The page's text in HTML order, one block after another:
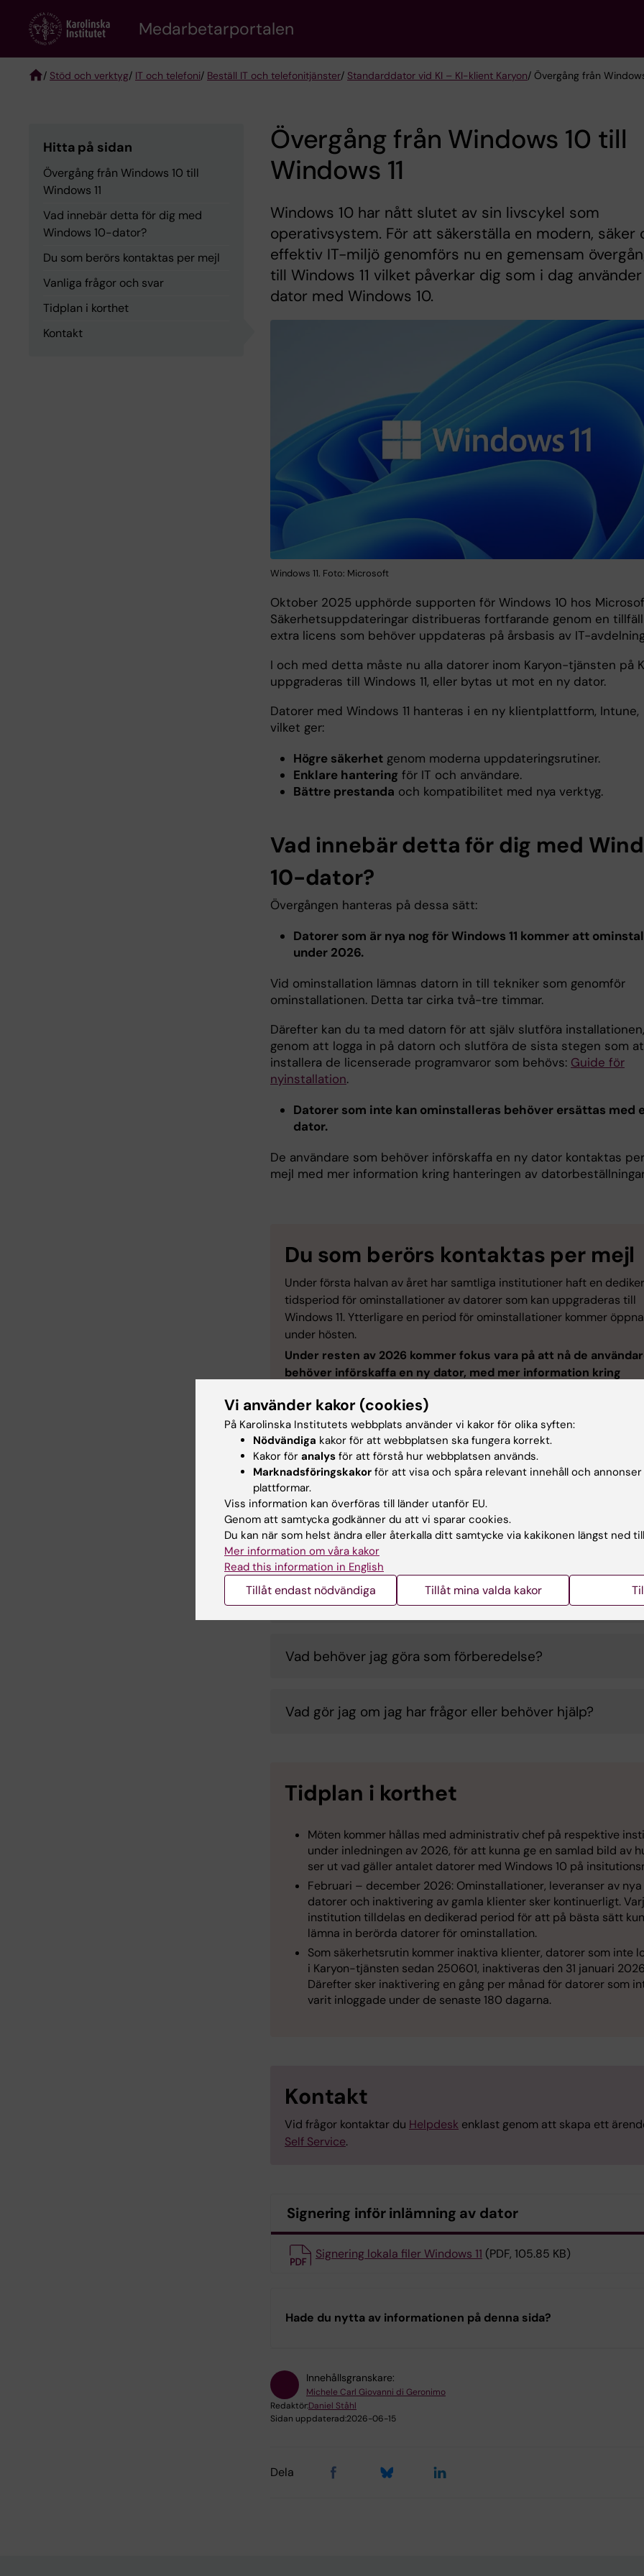
content
Medarbetarportalen
/ Stöd och verktyg/ IT och telefoni/ Beställ IT och telefonitjänster/ Standarddator vid KI – KI-klient Karyon/ Övergång från
Hitta på sidan
Övergång från Windows 10 till
Windows 11
Vad innebär detta för dig med
Windows 10-dator?
Du som berörs kontaktas per mejl
Vanliga frågor och svar
Tidplan i korthet
Kontakt
Övergång från Windows 10 till
Windows 11
Windows 10 har nått slutet av sin livscykel som
operativsystem. För att säkerställa en modern, säker
effektiv IT-miljö genomförs nu en gemensam
till Windows 11 vilket påverkar dig som i dag
dator med Windows 10.
Windows 11. Foto: Microsoft
Oktober 2025 upphörde supporten för Windows 10 hos
Säkerhetsuppdateringar distribueras fortfarande genom en
extra licens som behöver uppdateras på årsbasis av IT-
I och med detta måste nu alla datorer inom Karyon-tjänsten på
uppgraderas till Windows 11, eller bytas ut mot en ny dator.
Datorer med Windows 11 hanteras i en ny klientplattform, Intune,
vilket ger:
Högre säkerhet genom moderna uppdateringsrutiner.
Enklare hantering för IT och användare.
Bättre prestanda och kompatibilitet med nya verktyg.
Vad innebär detta för dig med
10-dator?
Övergången hanteras på dessa sätt:
Datorer som är nya nog för Windows 11 kommer att
under 2026.
Vid ominstallation lämnas datorn in till tekniker som genomför
ominstallationen. Detta tar cirka två-tre timmar.
Därefter kan du ta med datorn för att själv slutföra installationen,
genom att logga in på datorn och slutföra de sista stegen som
installera de licenserade programvaror som behövs: Guide för
nyinstallation.
Datorer som inte kan ominstalleras behöver ersättas med
dator.
De användare som behöver införskaffa en ny dator kontaktas per
mejl med mer information kring hanteringen av
Du som berörs kontaktas per mejl
Under första halvan av året har samtliga institutioner haft en
tidsperiod för ominstallationer av datorer som kan uppgraderas till
Windows 11. Ytterligare en period för ominstallationer kommer
under hösten.
Under resten av 2026 kommer fokus vara på att nå de
behöver införskaffa en ny dator, med mer information kring
inloggade i den centrala Karyon-tjänsten på 90 dagar, kommer
att inaktiveras under detta arbete.
Vanliga frågor och svar
Hur beställer jag en ny dator?
När behöver min dator vara utbytt?
Vad behöver jag göra som förberedelse?
Vad gör jag om jag har frågor eller behöver hjälp?
Tidplan i korthet
Möten kommer hållas med administrativ chef på respektive
under inledningen av 2026, för att kunna ge en samlad bild av
ser ut vad gäller antalet datorer med Windows 10 på
Februari – december 2026: Ominstallationer, leveranser av nya
datorer och inaktivering av gamla klienter sker kontinuerligt.
institution tilldelas en dedikerad period för att på bästa sätt
lämna in berörda datorer för ominstallation.
Som säkerhetsrutin kommer inaktiva klienter, datorer som inte
i Karyon-tjänsten sedan 250601, inaktiveras den 31 januari
Därefter sker inaktivering en gång per månad för datorer som
varit inloggade under de senaste 180 dagarna.
Kontakt
Vid frågor kontaktar du Helpdesk enklast genom att skapa ett
Self Service.
Signering inför inlämning av dator
Signering lokala filer Windows 11 (PDF, 105.85 KB)
Hade du nytta av informationen på denna sida?
Innehållsgranskare:
Michele Carl Giovanni di Geronimo
Redaktör:Daniel Ståhl
Sidan uppdaterad:2026-06-15
Dela
Vi använder kakor (cookies)
På Karolinska Institutets webbplats använder vi kakor för olika syften:
Nödvändiga kakor för att webbplatsen ska fungera korrekt.
Kakor för analys för att förstå hur webbplatsen används.
Marknadsföringskakor för att visa och spåra relevant innehåll och
plattformar.
Viss information kan överföras till länder utanför EU.
Genom att samtycka godkänner du att vi sparar cookies.
Du kan när som helst ändra eller återkalla ditt samtycke via kakikonen längst ned
Mer information om våra kakor
Read this information in English
Tillåt endast nödvändiga Tillåt mina valda kakor